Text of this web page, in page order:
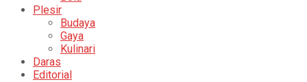
Plesir
Budaya
Gaya
Kulinari
Daras
Editorial